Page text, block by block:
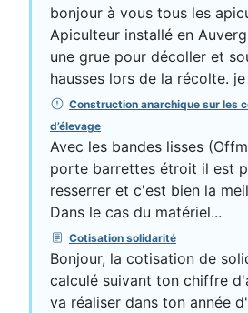
bonjour à vous tous les
Apiculteur installé en
une grue pour décoller et
hausses lors de la récolte. je
Construction anarchique sur les
d’élevage
Avec les bandes lisses
porte barrettes étroit il est
resserrer et c'est bien la
Dans le cas du matériel...
Cotisation solidarité
Bonjour, la cotisation de
calculé suivant ton chiffre
va réaliser dans ton année